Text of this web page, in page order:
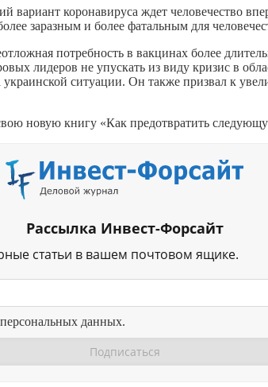
вариант коронавируса ждет человечество
заразным и более фатальным для
потребность в вакцинах более
лидеров не упускать из виду кризис в
украинской ситуации. Он также призвал к
новую книгу «Как предотвратить
Рассылка Инвест-Форсайт
статьи в вашем почтовом ящике.
данных.